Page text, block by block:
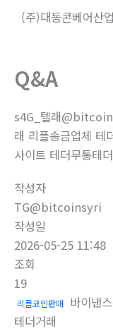
(주)대동콘베어산업
Q&A
s4G_텔래
래 리플송금업체 테
사이트 테더무통테
작성자
TG@bitcoinsyri
작성일
2026-05-25 11:48
조회
19
리플코인판매 바이낸
테더거래